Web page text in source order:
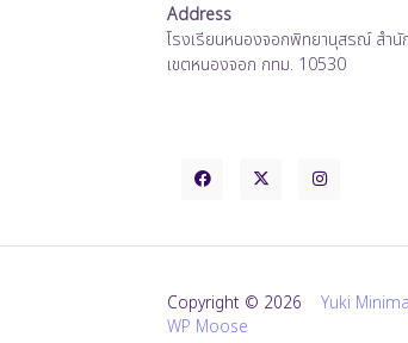
Address
โรงเรียนหนองจอกพิทยานุสรณ์ สำนั
เขตหนองจอก กทม. 10530
Copyright © 2026 Yuki
WP Moose